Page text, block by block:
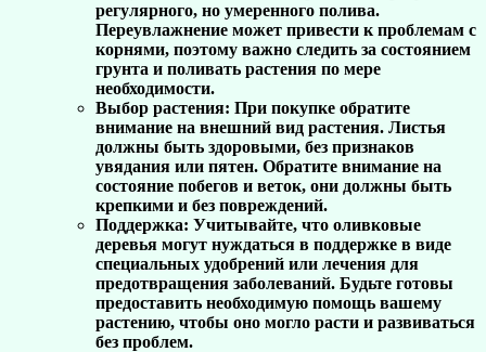
регулярного, но умеренного полива.
Переувлажнение может привести к проблемам с
корнями, поэтому важно следить за состоянием
грунта и поливать растения по мере
необходимости.
Выбор растения: При покупке обратите
внимание на внешний вид растения. Листья
должны быть здоровыми, без признаков
увядания или пятен. Обратите внимание на
состояние побегов и веток, они должны быть
крепкими и без повреждений.
Поддержка: Учитывайте, что оливковые
деревья могут нуждаться в поддержке в виде
специальных удобрений или лечения для
предотвращения заболеваний. Будьте готовы
предоставить необходимую помощь вашему
растению, чтобы оно могло расти и развиваться
без проблем.